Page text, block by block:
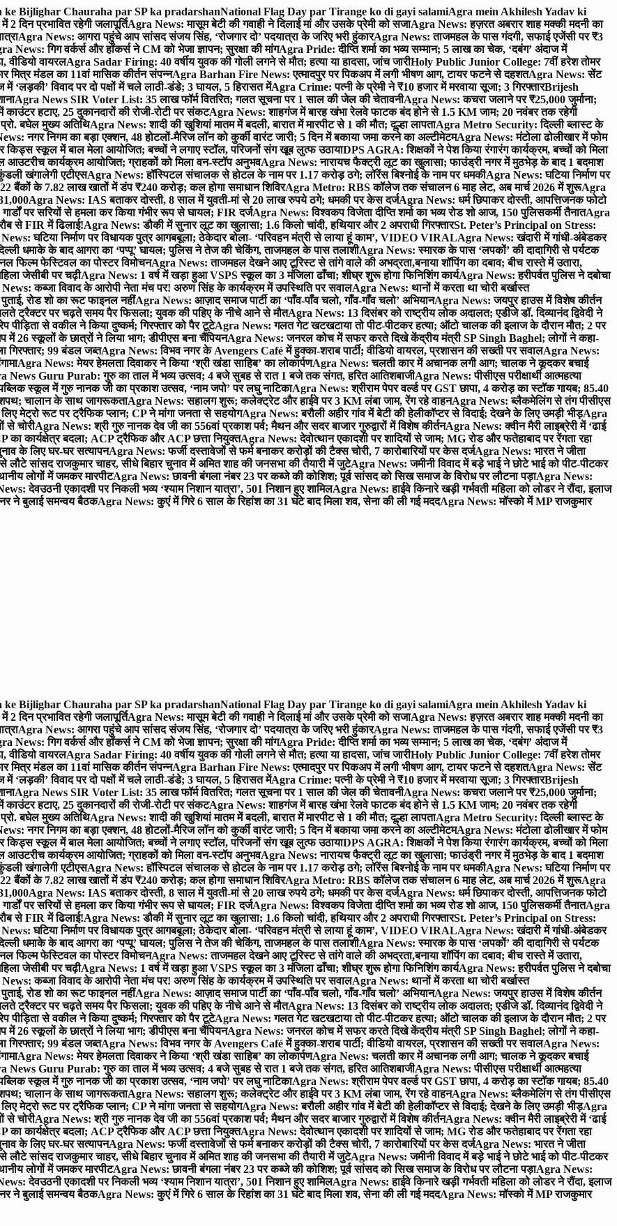
Bijlighar Chauraha par SP ka pradarshanNational Flag Day par Tirange ko di gayi salamiAgra mein Akhilesh Yadav ki
दिन प्रभावित रहेगी जलापूर्तिAgra News: मासूम बेटी की गवाही ने दिलाई मां और उसके प्रेमी को सजाAgra News: हज़रत अबरार शाह मक्की मदनी का
Agra News: आगरा पहुंचे आप सांसद संजय सिंह, ‘रोजगार दो’ पदयात्रा के जरिए भरी हुंकारAgra News: ताजमहल के पास गंदगी, सफाई एजेंसी पर ₹3
News: गिग वर्कर्स और हॉकर्स ने CM को भेजा ज्ञापन; सुरक्षा की मांगAgra Pride: दीप्ति शर्मा का भव्य सम्मान; 5 लाख का चेक, ‘दबंग’ अंदाज में
वीडियो वायरलAgra Sadar Firing: 40 वर्षीय युवक की गोली लगने से मौत; हत्या या हादसा, जांच जारीHoly Public Junior College: 7वीं हरेश तोमर
मंडल का 11वां मासिक कीर्तन संपन्नAgra Barhan Fire News: एत्मादपुर पर पिकअप में लगी भीषण आग, टायर फटने से दहशतAgra News: सेंट
‘लड़की’ विवाद पर दो पक्षों में चले लाठी-डंडे; 3 घायल, 5 हिरासत मेंAgra Crime: पत्नी के प्रेमी ने ₹10 हजार में मरवाया सूजा; 3 गिरफ्तारBrijesh
Agra News SIR Voter List: 35 लाख फॉर्म वितरित; गलत सूचना पर 1 साल की जेल की चेतावनीAgra News: कचरा जलाने पर ₹25,000 जुर्माना;
हटाए, 25 दुकानदारों की रोजी-रोटी पर संकटAgra News: शाहगंज में बारह खंभा रेलवे फाटक बंद होने से 1.5 KM जाम; 20 नवंबर तक रहेगी
बघेल मुख्य अतिथिAgra News: शादी की खुशियां मातम में बदली, बारात में मारपीट से 1 की मौत; दूल्हा लापताAgra Metro Security: दिल्ली ब्लास्ट के
नगर निगम का बड़ा एक्शन, 48 होटलों-मैरिज लॉन को कुर्की वारंट जारी; 5 दिन में बकाया जमा करने का अल्टीमेटमAgra News: मंटोला ढोलीखार में फोम
किड्स स्कूल में बाल मेला आयोजित; बच्चों ने लगाए स्टॉल, परिजनों संग खूब लुत्फ उठायाDPS AGRA: शिक्षकों ने पेश किया रंगारंग कार्यक्रम, बच्चों को मिला
कार्यक्रम आयोजित; ग्राहकों को मिला वन-स्टॉप अनुभवAgra News: नारायच फैक्ट्री लूट का खुलासा; फाउंड्री नगर में मुठभेड़ के बाद 1 बदमाश
खंगालेगी एटीएसAgra News: हॉस्पिटल संचालक से होटल के नाम पर 1.17 करोड़ ठगे; लॉरेंस बिश्नोई के नाम पर धमकीAgra News: घटिया निर्माण पर
बैंकों के 7.82 लाख खातों में डंप ₹240 करोड़; कल होगा समाधान शिविरAgra Metro: RBS कॉलेज तक संचालन 6 माह लेट, अब मार्च 2026 में शुरूAgra
Agra News: IAS बताकर दोस्ती, 8 साल में युवती-मां से 20 लाख रुपये ठगे; धमकी पर केस दर्जAgra News: धर्म छिपाकर दोस्ती, आपत्तिजनक फोटो
पर सरियों से हमला कर किया गंभीर रूप से घायल; FIR दर्जAgra News: विश्वकप विजेता दीप्ति शर्मा का भव्य रोड शो आज, 150 पुलिसकर्मी तैनातAgra
से FIR में ढिलाई!Agra News: डौकी में सुनार लूट का खुलासा; 1.6 किलो चांदी, हथियार और 2 अपराधी गिरफ्तारSt. Peter’s Principal on Stress:
घटिया निर्माण पर विधायक पुत्र आगबबूला; ठेकेदार बोला- ‘परिवहन मंत्री से लाया हूं काम’, VIDEO VIRALAgra News: खंदारी में गांधी-अंबेडकर
धमाके के बाद आगरा का ‘पप्पू’ घायल; पुलिस ने तेज की चेकिंग, ताजमहल के पास तलाशीAgra News: स्मारक के पास ‘लपकों’ की दादागिरी से पर्यटक
फिल्म फेस्टिवल का पोस्टर विमोचनAgra News: ताजमहल देखने आए टूरिस्ट से तांगे वाले की अभद्रता,बनाया शॉपिंग का दबाव; बीच रास्ते में उतारा,
जेसीबी पर चढ़ीAgra News: 1 वर्ष में खड़ा हुआ VSPS स्कूल का 3 मंजिला ढाँचा; शीघ्र शुरू होगा फिनिशिंग कार्यAgra News: हरीपर्वत पुलिस ने दबोचा
कब्जा विवाद के आरोपी नेता मंच पर! अरुण सिंह के कार्यक्रम में उपस्थिति पर सवालAgra News: थानों में करता था चोरी बर्खास्त
पुताई, रोड शो का रूट फाइनल नहींAgra News: आज़ाद समाज पार्टी का ‘पाँव-पाँव चलो, गाँव-गाँव चलो’ अभियानAgra News: जयपुर हाउस में विशेष कीर्तन
ट्रैक्टर पर चढ़ते समय पैर फिसला; युवक की पहिए के नीचे आने से मौतAgra News: 13 दिसंबर को राष्ट्रीय लोक अदालत; एडीजे डॉ. दिव्यानंद द्विवेदी ने
से वकील ने किया दुष्कर्म; गिरफ्तार को पैर टूटेAgra News: गलत गेट खटखटाया तो पीट-पीटकर हत्या; ऑटो चालक की इलाज के दौरान मौत; 2 पर
26 स्कूलों के छात्रों ने लिया भाग; डीपीएस बना चैंपियनAgra News: जनरल कोच में सफर करते दिखे केंद्रीय मंत्री SP Singh Baghel; लोगों ने कहा-
गिरफ्तार; 99 बंडल जब्तAgra News: विभव नगर के Avengers Café में हुक्का-शराब पार्टी; वीडियो वायरल, प्रशासन की सख्ती पर सवालAgra News:
Agra News: मेयर हेमलता दिवाकर ने किया ‘श्री खंडा साहिब’ का लोकार्पणAgra News: चलती कार में अचानक लगी आग; चालक ने कूदकर बचाई
News Guru Purab: गुरु का ताल में भव्य उत्सव; 4 बजे सुबह से रात 1 बजे तक संगत, हरित आतिशबाजीAgra News: पीसीएस परीक्षार्थी आत्महत्या
स्कूल में गुरु नानक जी का प्रकाश उत्सव, ‘नाम जपो’ पर लघु नाटिकाAgra News: श्रीराम पेपर वर्ल्ड पर GST छापा, 4 करोड़ का स्टॉक गायब; 85.40
शपथ; चालान के साथ जागरूकताAgra News: सहालग शुरू; कलेक्ट्रेट और हाईवे पर 3 KM लंबा जाम, रेंग रहे वाहनAgra News: ब्लैकमेलिंग से तंग पीसीएस
मेट्रो रूट पर ट्रैफिक प्लान; CP ने मांगा जनता से सहयोगAgra News: बरौली अहीर गांव में बेटी की हेलीकॉप्टर से विदाई; देखने के लिए उमड़ी भीड़Agra
से चोरीAgra News: श्री गुरु नानक देव जी का 556वां प्रकाश पर्व; मैथन और सदर बाजार गुरुद्वारों में विशेष कीर्तनAgra News: क्वीन मैरी लाइब्रेरी में ‘ढाई
का कार्यक्षेत्र बदला; ACP ट्रैफिक और ACP छत्ता नियुक्तAgra News: देवोत्थान एकादशी पर शादियों से जाम; MG रोड और फतेहाबाद पर रेंगता रहा
के लिए घर-घर सत्यापनAgra News: फर्जी दस्तावेजों से फर्म बनाकर करोड़ों की टैक्स चोरी, 7 कारोबारियों पर केस दर्जAgra News: भारत ने जीता
लौटे सांसद राजकुमार चाहर, सीधे बिहार चुनाव में अमित शाह की जनसभा की तैयारी में जुटेAgra News: जमीनी विवाद में बड़े भाई ने छोटे भाई को पीट-पीटकर
लोगों में जमकर मारपीटAgra News: छावनी बंगला नंबर 23 पर कब्जे की कोशिश; पूर्व सांसद को सिख समाज के विरोध पर लौटना पड़ाAgra News:
देवउठनी एकादशी पर निकली भव्य ‘श्याम निशान यात्रा’, 501 निशान हुए शामिलAgra News: हाईवे किनारे खड़ी गर्भवती महिला को लोडर ने रौंदा, इलाज
ने बुलाई समन्वय बैठकAgra News: कुएं में गिरे 6 साल के रिहांश का 31 घंटे बाद मिला शव, सेना की ली गई मददAgra News: मॉस्को में MP राजकुमार
Bijlighar Chauraha par SP ka pradarshanNational Flag Day par Tirange ko di gayi salamiAgra mein Akhilesh Yadav ki
दिन प्रभावित रहेगी जलापूर्तिAgra News: मासूम बेटी की गवाही ने दिलाई मां और उसके प्रेमी को सजाAgra News: हज़रत अबरार शाह मक्की मदनी का
Agra News: आगरा पहुंचे आप सांसद संजय सिंह, ‘रोजगार दो’ पदयात्रा के जरिए भरी हुंकारAgra News: ताजमहल के पास गंदगी, सफाई एजेंसी पर ₹3
News: गिग वर्कर्स और हॉकर्स ने CM को भेजा ज्ञापन; सुरक्षा की मांगAgra Pride: दीप्ति शर्मा का भव्य सम्मान; 5 लाख का चेक, ‘दबंग’ अंदाज में
वीडियो वायरलAgra Sadar Firing: 40 वर्षीय युवक की गोली लगने से मौत; हत्या या हादसा, जांच जारीHoly Public Junior College: 7वीं हरेश तोमर
मंडल का 11वां मासिक कीर्तन संपन्नAgra Barhan Fire News: एत्मादपुर पर पिकअप में लगी भीषण आग, टायर फटने से दहशतAgra News: सेंट
‘लड़की’ विवाद पर दो पक्षों में चले लाठी-डंडे; 3 घायल, 5 हिरासत मेंAgra Crime: पत्नी के प्रेमी ने ₹10 हजार में मरवाया सूजा; 3 गिरफ्तारBrijesh
Agra News SIR Voter List: 35 लाख फॉर्म वितरित; गलत सूचना पर 1 साल की जेल की चेतावनीAgra News: कचरा जलाने पर ₹25,000 जुर्माना;
हटाए, 25 दुकानदारों की रोजी-रोटी पर संकटAgra News: शाहगंज में बारह खंभा रेलवे फाटक बंद होने से 1.5 KM जाम; 20 नवंबर तक रहेगी
बघेल मुख्य अतिथिAgra News: शादी की खुशियां मातम में बदली, बारात में मारपीट से 1 की मौत; दूल्हा लापताAgra Metro Security: दिल्ली ब्लास्ट के
नगर निगम का बड़ा एक्शन, 48 होटलों-मैरिज लॉन को कुर्की वारंट जारी; 5 दिन में बकाया जमा करने का अल्टीमेटमAgra News: मंटोला ढोलीखार में फोम
किड्स स्कूल में बाल मेला आयोजित; बच्चों ने लगाए स्टॉल, परिजनों संग खूब लुत्फ उठायाDPS AGRA: शिक्षकों ने पेश किया रंगारंग कार्यक्रम, बच्चों को मिला
कार्यक्रम आयोजित; ग्राहकों को मिला वन-स्टॉप अनुभवAgra News: नारायच फैक्ट्री लूट का खुलासा; फाउंड्री नगर में मुठभेड़ के बाद 1 बदमाश
खंगालेगी एटीएसAgra News: हॉस्पिटल संचालक से होटल के नाम पर 1.17 करोड़ ठगे; लॉरेंस बिश्नोई के नाम पर धमकीAgra News: घटिया निर्माण पर
बैंकों के 7.82 लाख खातों में डंप ₹240 करोड़; कल होगा समाधान शिविरAgra Metro: RBS कॉलेज तक संचालन 6 माह लेट, अब मार्च 2026 में शुरूAgra
Agra News: IAS बताकर दोस्ती, 8 साल में युवती-मां से 20 लाख रुपये ठगे; धमकी पर केस दर्जAgra News: धर्म छिपाकर दोस्ती, आपत्तिजनक फोटो
पर सरियों से हमला कर किया गंभीर रूप से घायल; FIR दर्जAgra News: विश्वकप विजेता दीप्ति शर्मा का भव्य रोड शो आज, 150 पुलिसकर्मी तैनातAgra
से FIR में ढिलाई!Agra News: डौकी में सुनार लूट का खुलासा; 1.6 किलो चांदी, हथियार और 2 अपराधी गिरफ्तारSt. Peter’s Principal on Stress:
घटिया निर्माण पर विधायक पुत्र आगबबूला; ठेकेदार बोला- ‘परिवहन मंत्री से लाया हूं काम’, VIDEO VIRALAgra News: खंदारी में गांधी-अंबेडकर
धमाके के बाद आगरा का ‘पप्पू’ घायल; पुलिस ने तेज की चेकिंग, ताजमहल के पास तलाशीAgra News: स्मारक के पास ‘लपकों’ की दादागिरी से पर्यटक
फिल्म फेस्टिवल का पोस्टर विमोचनAgra News: ताजमहल देखने आए टूरिस्ट से तांगे वाले की अभद्रता,बनाया शॉपिंग का दबाव; बीच रास्ते में उतारा,
जेसीबी पर चढ़ीAgra News: 1 वर्ष में खड़ा हुआ VSPS स्कूल का 3 मंजिला ढाँचा; शीघ्र शुरू होगा फिनिशिंग कार्यAgra News: हरीपर्वत पुलिस ने दबोचा
कब्जा विवाद के आरोपी नेता मंच पर! अरुण सिंह के कार्यक्रम में उपस्थिति पर सवालAgra News: थानों में करता था चोरी बर्खास्त
पुताई, रोड शो का रूट फाइनल नहींAgra News: आज़ाद समाज पार्टी का ‘पाँव-पाँव चलो, गाँव-गाँव चलो’ अभियानAgra News: जयपुर हाउस में विशेष कीर्तन
ट्रैक्टर पर चढ़ते समय पैर फिसला; युवक की पहिए के नीचे आने से मौतAgra News: 13 दिसंबर को राष्ट्रीय लोक अदालत; एडीजे डॉ. दिव्यानंद द्विवेदी ने
से वकील ने किया दुष्कर्म; गिरफ्तार को पैर टूटेAgra News: गलत गेट खटखटाया तो पीट-पीटकर हत्या; ऑटो चालक की इलाज के दौरान मौत; 2 पर
26 स्कूलों के छात्रों ने लिया भाग; डीपीएस बना चैंपियनAgra News: जनरल कोच में सफर करते दिखे केंद्रीय मंत्री SP Singh Baghel; लोगों ने कहा-
गिरफ्तार; 99 बंडल जब्तAgra News: विभव नगर के Avengers Café में हुक्का-शराब पार्टी; वीडियो वायरल, प्रशासन की सख्ती पर सवालAgra News:
Agra News: मेयर हेमलता दिवाकर ने किया ‘श्री खंडा साहिब’ का लोकार्पणAgra News: चलती कार में अचानक लगी आग; चालक ने कूदकर बचाई
News Guru Purab: गुरु का ताल में भव्य उत्सव; 4 बजे सुबह से रात 1 बजे तक संगत, हरित आतिशबाजीAgra News: पीसीएस परीक्षार्थी आत्महत्या
स्कूल में गुरु नानक जी का प्रकाश उत्सव, ‘नाम जपो’ पर लघु नाटिकाAgra News: श्रीराम पेपर वर्ल्ड पर GST छापा, 4 करोड़ का स्टॉक गायब; 85.40
शपथ; चालान के साथ जागरूकताAgra News: सहालग शुरू; कलेक्ट्रेट और हाईवे पर 3 KM लंबा जाम, रेंग रहे वाहनAgra News: ब्लैकमेलिंग से तंग पीसीएस
मेट्रो रूट पर ट्रैफिक प्लान; CP ने मांगा जनता से सहयोगAgra News: बरौली अहीर गांव में बेटी की हेलीकॉप्टर से विदाई; देखने के लिए उमड़ी भीड़Agra
से चोरीAgra News: श्री गुरु नानक देव जी का 556वां प्रकाश पर्व; मैथन और सदर बाजार गुरुद्वारों में विशेष कीर्तनAgra News: क्वीन मैरी लाइब्रेरी में ‘ढाई
का कार्यक्षेत्र बदला; ACP ट्रैफिक और ACP छत्ता नियुक्तAgra News: देवोत्थान एकादशी पर शादियों से जाम; MG रोड और फतेहाबाद पर रेंगता रहा
के लिए घर-घर सत्यापनAgra News: फर्जी दस्तावेजों से फर्म बनाकर करोड़ों की टैक्स चोरी, 7 कारोबारियों पर केस दर्जAgra News: भारत ने जीता
लौटे सांसद राजकुमार चाहर, सीधे बिहार चुनाव में अमित शाह की जनसभा की तैयारी में जुटेAgra News: जमीनी विवाद में बड़े भाई ने छोटे भाई को पीट-पीटकर
लोगों में जमकर मारपीटAgra News: छावनी बंगला नंबर 23 पर कब्जे की कोशिश; पूर्व सांसद को सिख समाज के विरोध पर लौटना पड़ाAgra News:
देवउठनी एकादशी पर निकली भव्य ‘श्याम निशान यात्रा’, 501 निशान हुए शामिलAgra News: हाईवे किनारे खड़ी गर्भवती महिला को लोडर ने रौंदा, इलाज
ने बुलाई समन्वय बैठकAgra News: कुएं में गिरे 6 साल के रिहांश का 31 घंटे बाद मिला शव, सेना की ली गई मददAgra News: मॉस्को में MP राजकुमार